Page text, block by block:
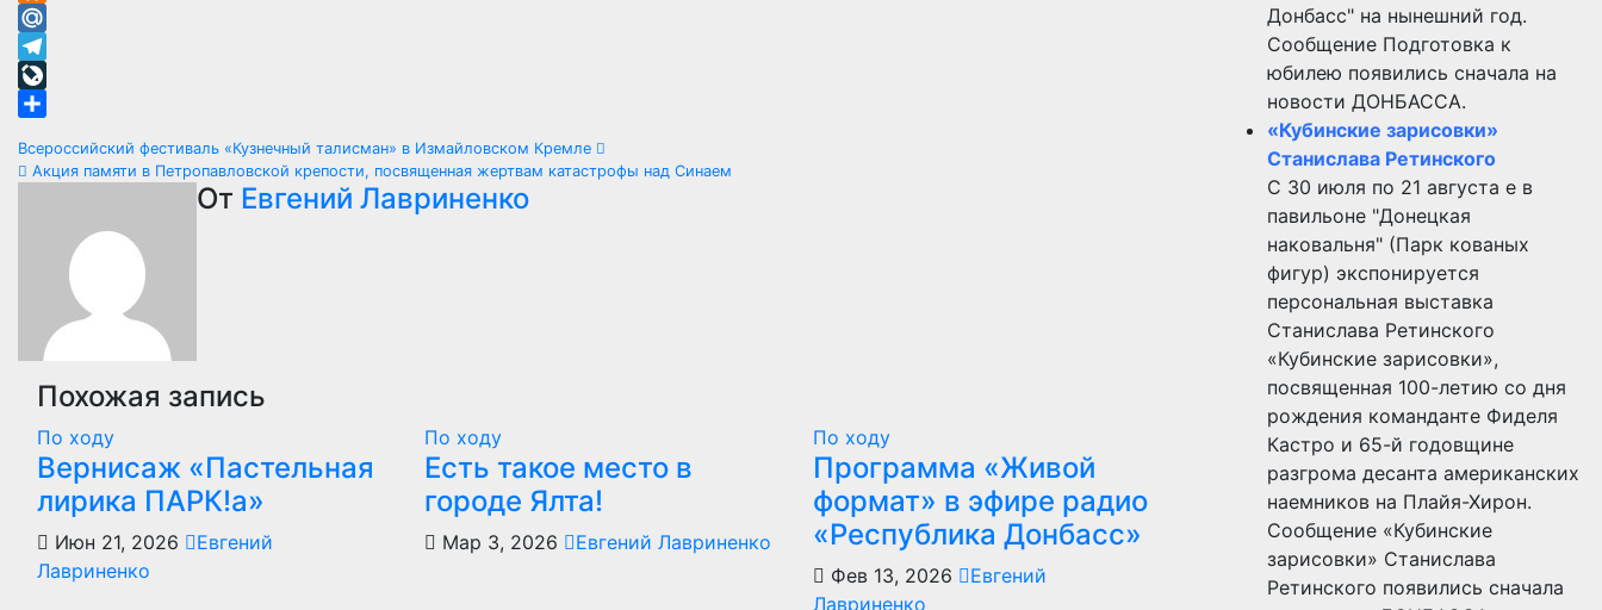
Odnoklassniki
Mail.Ru
Telegram
LiveJournal
Навигация
записям
Всероссийский фестиваль «Кузнечный талисман» в Измайловском Кремле
Акция памяти в Петропавловской крепости, посвященная жертвам катастрофы над Синаем
От Евгений Лавриненко
Похожая запись
По ходу
Вернисаж «Пастельная
лирика ПАРК!а»
Июн 21, 2026
Евгений
Лавриненко
По ходу
Есть такое место в
городе Ялта!
Мар 3, 2026 Евгений Лавриненко
По ходу
Программа «Живой
формат» в эфире радио
«Республика Донбасс»
Фев 13, 2026
Евгений
Лавриненко
Донбасс" на нынешний год.
Сообщение Подготовка к
юбилею появились сначала на
новости ДОНБАССА.
«Кубинские зарисовки»
Станислава Ретинского
С 30 июля по 21 августа е в
павильоне "Донецкая
наковальня" (Парк кованых
фигур) экспонируется
персональная выставка
Станислава Ретинского
«Кубинские зарисовки»,
посвященная 100-летию со дня
рождения команданте Фиделя
Кастро и 65-й годовщине
разгрома десанта американских
наемников на Плайя-Хирон.
Сообщение «Кубинские
зарисовки» Станислава
Ретинского появились сначала